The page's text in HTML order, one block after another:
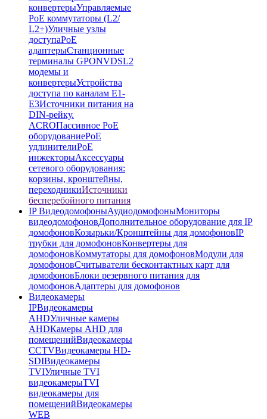
конвертерыУправляемые
PoE коммутаторы (L2/
L2+)Уличные узлы
доступаPoE
адаптерыСтанционные
терминалы GPONVDSL2
модемы и
конвертерыУстройства
доступа по каналам E1-
E3Источники питания на
DIN-рейку.
ACROПассивное PoE
оборудованиеPoE
удлинителиPoE
инжекторыАксессуары
сетевого оборудования:
корзины, кронштейны,
переходникиИсточники
бесперебойного питания
IP ВидеодомофоныАудиодомофоныМониторы
видеодомофоновДополнительное оборудование для IP
домофоновКозырьки/Кронштейны для домофоновIP
трубки для домофоновКонвертеры для
домофоновКоммутаторы для домофоновМодули для
домофоновСчитыватели бесконтактных карт для
домофоновБлоки резервного питания для
домофоновАдаптеры для домофонов
Видеокамеры
IPВидеокамеры
AHDУличные камеры
AHDКамеры AHD для
помещенийВидеокамеры
CCTVВидеокамеры HD-
SDIВидеокамеры
TVIУличные TVI
видеокамерыTVI
видеокамеры для
помещенийВидеокамеры
WEB